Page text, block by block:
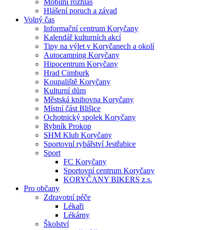
Mobilní rozhlas
Hlášení poruch a závad
Volný čas
Informační centrum Koryčany
Kalendář kulturních akcí
Tipy na výlet v Koryčanech a okolí
Autocamping Koryčany
Hipocentrum Koryčany
Hrad Cimburk
Koupaliště Koryčany
Kulturní dům
Městská knihovna Koryčany
Místní část Blišice
Ochotnický spolek Koryčany
Rybník Prokop
SHM Klub Koryčany
Sportovní rybářství Jestřabice
Sport
FC Koryčany
Sportovní centrum Koryčany
KORYČANY BIKERS z.s.
Pro občany
Zdravotní péče
Lékaři
Lékárny
Školství